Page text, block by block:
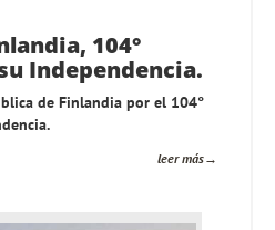
104°
Independencia.
de Finlandia por el 104°
leer más